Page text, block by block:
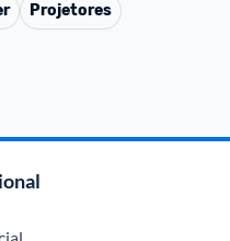
Projetores